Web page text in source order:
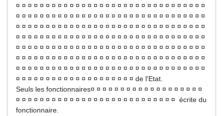
¤ ¤ ¤ ¤ ¤ ¤ ¤ ¤ ¤ ¤ ¤ ¤ ¤ ¤ ¤ ¤ ¤ ¤ ¤ ¤ ¤ ¤ ¤ ¤ ¤ ¤ ¤ ¤ ¤ ¤ ¤ ¤
¤ ¤ ¤ ¤ ¤ ¤ ¤ ¤ ¤ ¤ ¤ ¤ ¤ ¤ ¤ ¤ ¤ ¤ ¤ ¤ ¤ ¤ ¤ ¤ ¤ ¤ ¤ ¤ ¤ ¤ ¤ ¤
¤ ¤ ¤ ¤ ¤ ¤ ¤ ¤ ¤ ¤ ¤ ¤ ¤ ¤ ¤ ¤ ¤ ¤ ¤ ¤ ¤ ¤ ¤ ¤ ¤ ¤ ¤ ¤ ¤ ¤ ¤ ¤
¤ ¤ ¤ ¤ ¤ ¤ ¤ ¤ ¤ ¤ ¤ ¤ ¤ ¤ ¤ ¤ ¤ ¤ ¤ ¤ ¤ ¤ ¤ ¤ ¤ ¤ ¤ ¤ ¤ ¤ ¤ ¤
¤ ¤ ¤ ¤ ¤ ¤ ¤ ¤ ¤ ¤ ¤ ¤ ¤ ¤ ¤ ¤ ¤ ¤ ¤ ¤ ¤ ¤ ¤ ¤ ¤ ¤ ¤ ¤ ¤ ¤ ¤ ¤
¤ ¤ ¤ ¤ ¤ ¤ ¤ ¤ ¤ ¤ ¤ ¤ ¤ ¤ ¤ ¤ ¤ ¤ ¤ ¤ ¤ ¤ ¤ ¤ ¤ ¤ ¤ ¤ ¤ ¤ ¤ ¤
¤ ¤ ¤ ¤ ¤ ¤ ¤ ¤ ¤ ¤ ¤ ¤ ¤ ¤ ¤ ¤ ¤ ¤ ¤ ¤ ¤ ¤ ¤ ¤ ¤ ¤ ¤ ¤ ¤ ¤ ¤ ¤
¤ ¤ ¤ ¤ ¤ ¤ ¤ ¤ ¤ ¤ ¤ ¤ ¤ ¤ ¤ ¤ ¤ ¤ ¤ ¤ de l'Etat.
Seuls les fonctionnaires¤ ¤ ¤ ¤ ¤ ¤ ¤ ¤ ¤ ¤ ¤ ¤ ¤ ¤ ¤ ¤ ¤ ¤ ¤
¤ ¤ ¤ ¤ ¤ ¤ ¤ ¤ ¤ ¤ ¤ ¤ ¤ ¤ ¤ ¤ ¤ ¤ ¤ ¤ ¤ ¤ ¤ ¤ ¤ ¤ ¤ écrite du
fonctionnaire.